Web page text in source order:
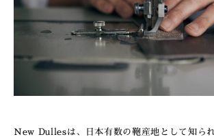
New Dullesは、日本有数の鞄産地として知ら